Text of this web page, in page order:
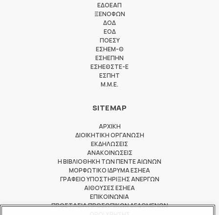
ΕΔΟΕΑΠ
ΞΕΝΟΦΩΝ
ΔΟΔ
ΕΟΔ
ΠΟΕΣΥ
ΕΣΗΕΜ-Θ
ΕΣΗΕΠΗΝ
ΕΣΗΕΘΣΤΕ-Ε
ΕΣΠΗΤ
M.M.E.
SITEMAP
ΑΡΧΙΚΗ
ΔΙΟΙΚΗΤΙΚΗ ΟΡΓΑΝΩΣΗ
ΕΚΔΗΛΩΣΕΙΣ
ΑΝΑΚΟΙΝΩΣΕΙΣ
Η ΒΙΒΛΙΟΘΗΚΗ ΤΩΝ ΠΕΝΤΕ ΑΙΩΝΩΝ
ΜΟΡΦΩΤΙΚΟ ΙΔΡΥΜΑ ΕΣΗΕΑ
ΓΡΑΦΕΙΟ ΥΠΟΣΤΗΡΙΞΗΣ ΑΝΕΡΓΩΝ
ΑΙΘΟΥΣΕΣ ΕΣΗΕΑ
ΕΠΙΚΟΙΝΩΝΙΑ
ΠΡΟΣΤΑΣΙΑ ΠΡΟΣΩΠΙΚΩΝ ΔΕΔΟΜΕΝΩΝ